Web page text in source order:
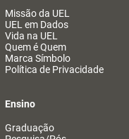
Missão da UEL
UEL em Dados
Vida na UEL
Quem é Quem
Marca Símbolo
Política de Privacidade
Ensino
Graduação